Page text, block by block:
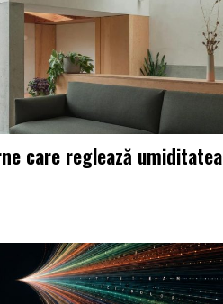
care reglează umiditatea